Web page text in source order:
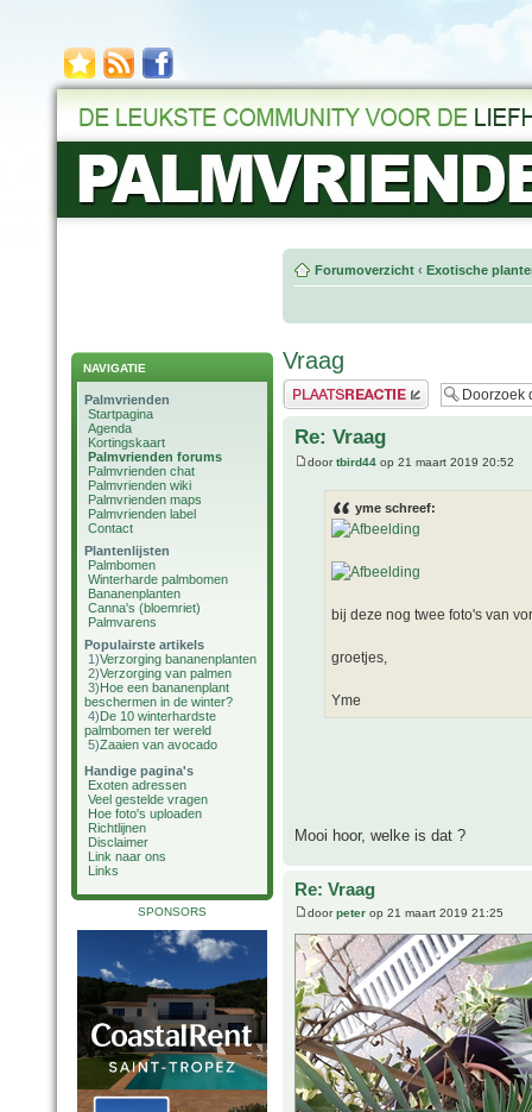
NAVIGATIE
Palmvrienden
Startpagina
Agenda
Kortingskaart
Palmvrienden forums
Palmvrienden chat
Palmvrienden wiki
Palmvrienden maps
Palmvrienden label
Contact
Plantenlijsten
Palmbomen
Winterharde palmbomen
Bananenplanten
Canna's (bloemriet)
Palmvarens
Populairste artikels
1)Verzorging bananenplanten
2)Verzorging van palmen
3)Hoe een bananenplant
beschermen in de winter?
4)De 10 winterhardste
palmbomen ter wereld
5)Zaaien van avocado
Handige pagina's
Exoten adressen
Veel gestelde vragen
Hoe foto's uploaden
Richtlijnen
Disclaimer
Link naar ons
Links
SPONSORS
Forumoverzicht ‹ Exotische
Vraag
Plaats een reactie
Re: Vraag
doortbird44 op 21 maart 2019 20:52
yme schreef:
bij deze nog twee foto's van
groetjes,
Yme
Mooi hoor, welke is dat ?
Re: Vraag
doorpeter op 21 maart 2019 21:25